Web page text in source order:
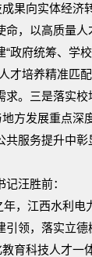
果向实体经济
命，以高质量人
政府统筹、学
才培养精准匹
求。三是落实
方发展重点深
共服务提升中
汪胜前：
年，江西水利
引领，落实立
教育科技人才一